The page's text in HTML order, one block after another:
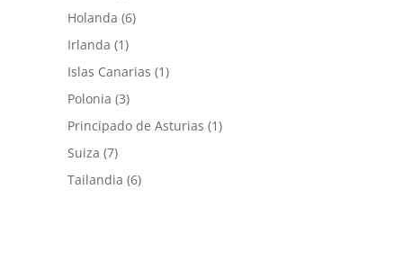
Holanda (6)
Irlanda (1)
Islas Canarias (1)
Polonia (3)
Principado de Asturias (1)
Suiza (7)
Tailandia (6)